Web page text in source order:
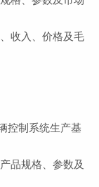
收入、价格及毛
控制系统生产基
品规格、参数及